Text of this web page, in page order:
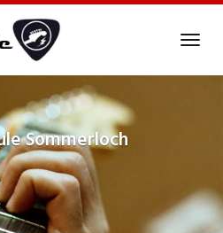
Sommerloch